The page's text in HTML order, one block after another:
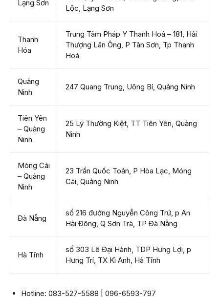
Lạng Sơn
Lộc, Lạng Sơn
Thanh
Hóa
Trung Tâm Pháp Y Thanh Hoá – 181, Hải
Thượng Lãn Ông, P Tân Sơn, Tp Thanh
Hoá
Quảng
Ninh
247 Quang Trung, Uông Bí, Quảng Ninh
Tiên Yên
– Quảng
Ninh
25 Lý Thường Kiệt, TT Tiên Yên, Quảng
Ninh
Móng Cái
– Quảng
Ninh
23 Trần Quốc Toản, P Hòa Lạc, Móng
Cái, Quảng Ninh
Đà Nẵng
số 216 đường Nguyễn Công Trứ, p An
Hải Đông, Q Sơn Trà, TP Đà Nẵng
Hà Tĩnh
số 303 Lê Đại Hành, TDP Hưng Lợi, p
Hưng Trí, TX Kì Anh, Hà Tĩnh
Hotline: 083-527-5588 | 096-6593-797